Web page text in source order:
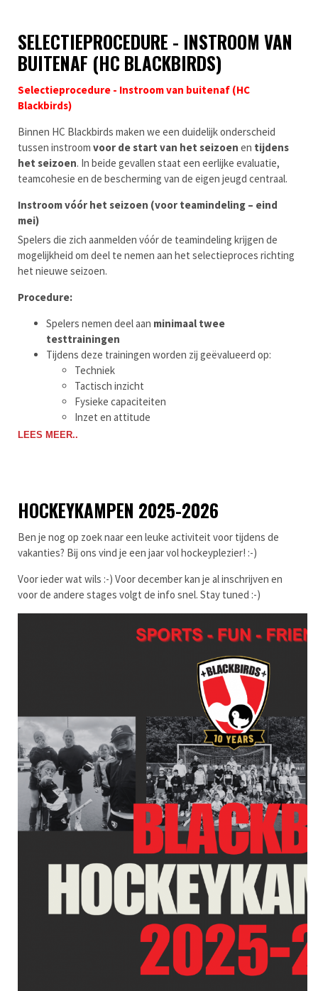
SELECTIEPROCEDURE - INSTROOM VAN
BUITENAF (HC BLACKBIRDS)
Selectieprocedure - Instroom van buitenaf (HC
Blackbirds)
Binnen HC Blackbirds maken we een duidelijk onderscheid
tussen instroom voor de start van het seizoen en tijdens
het seizoen. In beide gevallen staat een eerlijke evaluatie,
teamcohesie en de bescherming van de eigen jeugd centraal.
Instroom vóór het seizoen (voor teamindeling – eind
mei)
Spelers die zich aanmelden vóór de teamindeling krijgen de
mogelijkheid om deel te nemen aan het selectieproces richting
het nieuwe seizoen.
Procedure:
Spelers nemen deel aan minimaal twee
testtrainingen
Tijdens deze trainingen worden zij geëvalueerd op:
Techniek
Tactisch inzicht
Fysieke capaciteiten
Inzet en attitude
LEES MEER..
HOCKEYKAMPEN 2025-2026
Ben je nog op zoek naar een leuke activiteit voor tijdens de
vakanties? Bij ons vind je een jaar vol hockeyplezier! :-)
Voor ieder wat wils :-) Voor december kan je al inschrijven en
voor de andere stages volgt de info snel. Stay tuned :-)